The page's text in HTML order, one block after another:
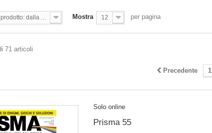
Nome del prodotto: dalla A alla Z Mostra 12 per pagina
Precedente 1
71 articoli
Solo online
Prisma 55